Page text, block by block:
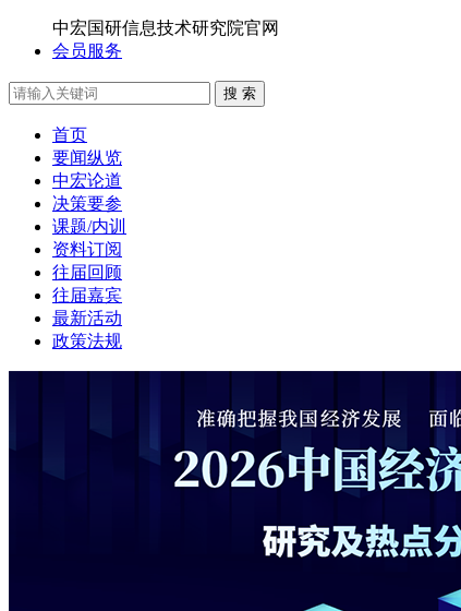
中宏国研信息技术研究院官网
会员服务
搜 索
首页
要闻纵览
中宏论道
决策要参
课题/内训
资料订阅
往届回顾
往届嘉宾
最新活动
政策法规